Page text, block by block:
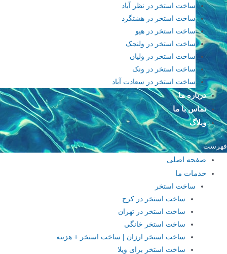
ساخت استخر در نظر آباد
ساخت استخر در هشتگرد
ساخت استخر در هیو
ساخت استخر در ولنجک
ساخت استخر در ولیان
ساخت استخر در ونک
ساخت استخر در سعادت آباد
درباره ما
تماس با ما
وبلاگ
فهرست
صفحه اصلی
خدمات ما
ساخت استخر
ساخت استخر در کرج
ساخت استخر در تهران
ساخت استخر خانگی
ساخت استخر ارزان | ساخت استخر + هزینه
ساخت استخر برای ویلا